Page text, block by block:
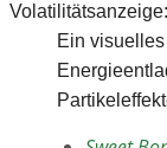
Volatilitätsanzeige:
Ein